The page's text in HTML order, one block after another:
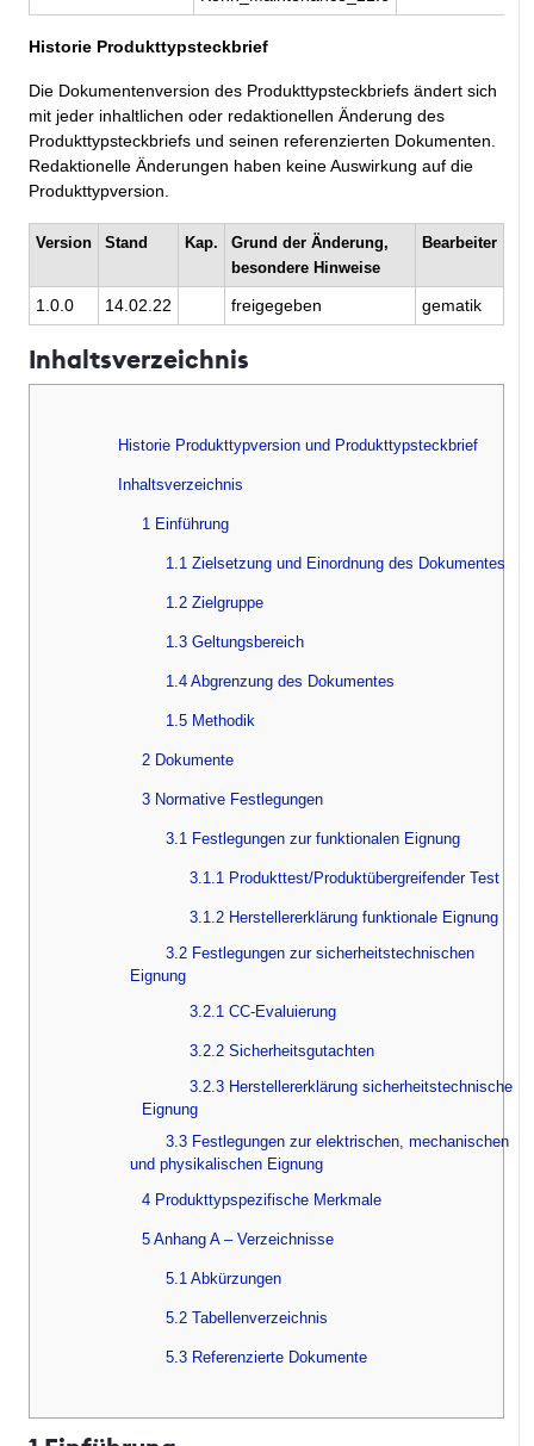
Historie Produkttypsteckbrief
Die Dokumentenversion des Produkttypsteckbriefs ändert sich
mit jeder inhaltlichen oder redaktionellen Änderung des
Produkttypsteckbriefs und seinen referenzierten Dokumenten.
Redaktionelle Änderungen haben keine Auswirkung auf die
Produkttypversion.
Version Stand Kap.
Grund der Änderung,
besondere Hinweise
Bearbeiter
1.0.0 14.02.22 freigegeben gematik
Inhaltsverzeichnis
Historie Produkttypversion und Produkttypsteckbrief
Inhaltsverzeichnis
1 Einführung
1.1 Zielsetzung und Einordnung des Dokumentes
1.2 Zielgruppe
1.3 Geltungsbereich
1.4 Abgrenzung des Dokumentes
1.5 Methodik
2 Dokumente
3 Normative Festlegungen
3.1 Festlegungen zur funktionalen Eignung
3.1.1 Produkttest/Produktübergreifender Test
3.1.2 Herstellererklärung funktionale Eignung
3.2 Festlegungen zur sicherheitstechnischen
Eignung
3.2.1 CC-Evaluierung
3.2.2 Sicherheitsgutachten
3.2.3 Herstellererklärung sicherheitstechnische
Eignung
3.3 Festlegungen zur elektrischen, mechanischen
und physikalischen Eignung
4 Produkttypspezifische Merkmale
5 Anhang A – Verzeichnisse
5.1 Abkürzungen
5.2 Tabellenverzeichnis
5.3 Referenzierte Dokumente